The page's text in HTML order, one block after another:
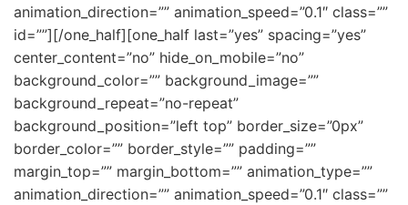
animation_direction=”” animation_speed=”0.1″ class=””
id=””] [/one_half][one_half last=”yes” spacing=”yes”
center_content=”no” hide_on_mobile=”no”
background_color=”” background_image=””
background_repeat=”no-repeat”
background_position=”left top” border_size=”0px”
border_color=”” border_style=”” padding=””
margin_top=”” margin_bottom=”” animation_type=””
animation_direction=”” animation_speed=”0.1″ class=””